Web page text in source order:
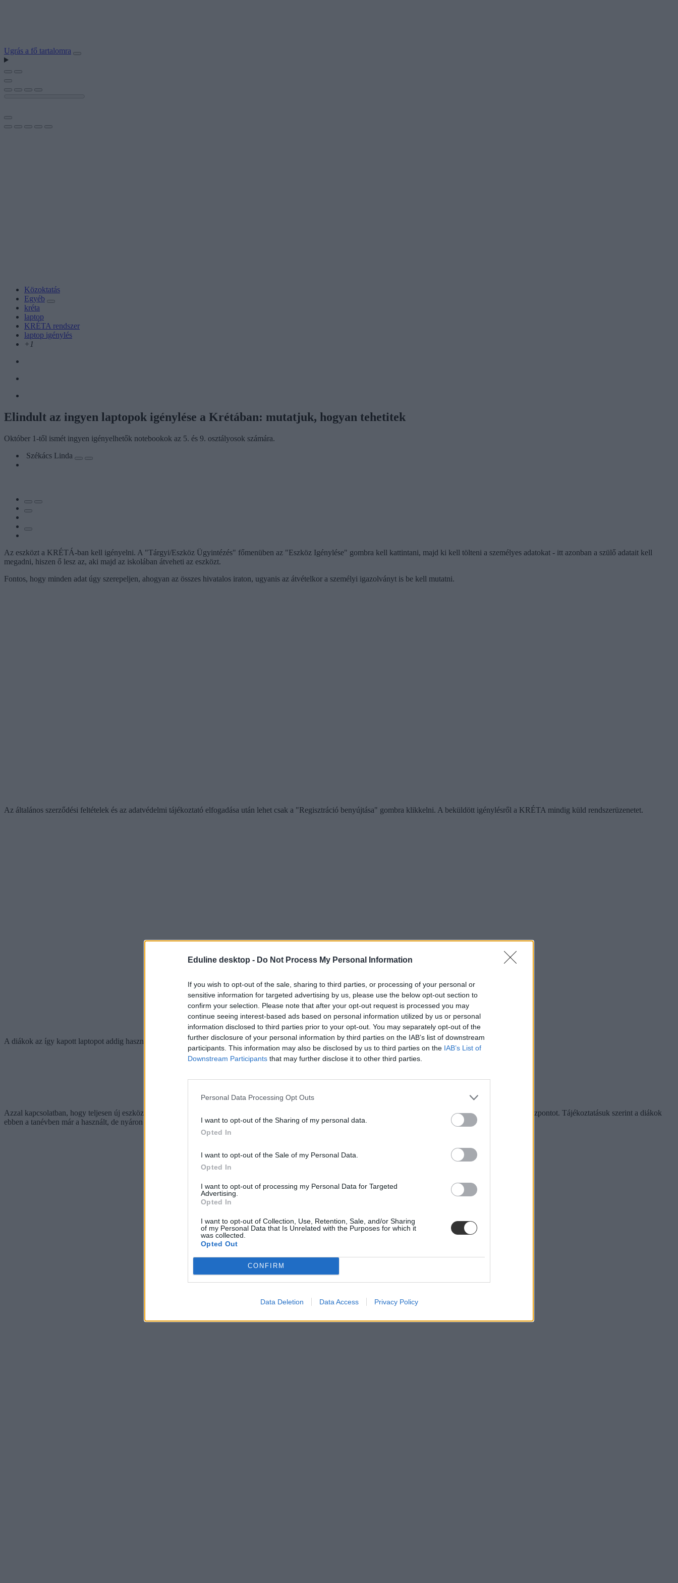
Eduline desktop - Do Not Process My Personal Information
If you wish to opt-out of the sale, sharing to third parties, or processing of your personal or
sensitive information for targeted advertising by us, please use the below opt-out section to
confirm your selection. Please note that after your opt-out request is processed you may
continue seeing interest-based ads based on personal information utilized by us or personal
information disclosed to third parties prior to your opt-out. You may separately opt-out of the
further disclosure of your personal information by third parties on the IAB’s list of downstream
participants. This information may also be disclosed by us to third parties on the IAB’s List of
Downstream Participants that may further disclose it to other third parties.
Personal Data Processing Opt Outs
I want to opt-out of the Sharing of my personal data.
Opted In
I want to opt-out of the Sale of my Personal Data.
Opted In
I want to opt-out of processing my Personal Data for Targeted
Advertising.
Opted In
I want to opt-out of Collection, Use, Retention, Sale, and/or Sharing
of my Personal Data that Is Unrelated with the Purposes for which it
was collected.
Opted Out
CONFIRM
Data Deletion Data Access Privacy Policy
Ugrás a fő tartalomra
Közoktatás
Egyéb
kréta
laptop
KRÉTA rendszer
laptop igénylés
+1
Elindult az ingyen laptopok igénylése a Krétában: mutatjuk, hogyan tehetitek
Október 1-től ismét ingyen igényelhetők notebookok az 5. és 9. osztályosok számára.
Székács Linda
Az eszközt a KRÉTÁ-ban kell igényelni. A "Tárgyi/Eszköz Ügyintézés" főmenüben az "Eszköz Igénylése" gombra kell kattintani, majd ki kell tölteni a személyes adatokat - itt azonban a szülő adatait kell
megadni, hiszen ő lesz az, aki majd az iskolában átveheti az eszközt.
Fontos, hogy minden adat úgy szerepeljen, ahogyan az összes hivatalos iraton, ugyanis az átvételkor a személyi igazolványt is be kell mutatni.
Az általános szerződési feltételek és az adatvédelmi tájékoztató elfogadása után lehet csak a "Regisztráció benyújtása" gombra klikkelni. A beküldött igénylésről a KRÉTA mindig küld rendszerüzenetet.
A diákok az így kapott laptopot addig használhatják, amíg be nem fejezik a tanulmányaikat.
Azzal kapcsolatban, hogy teljesen új eszközöket kapnak-e a diákok, vagy a végzősök által korábban leadott, használt eszközöket, lapunk megkereste a Klebelsberg Központot. Tájékoztatásuk szerint a diákok
ebben a tanévben már a használt, de nyáron felújított, a végzősök által korábban leadott eszközöket kapják meg.